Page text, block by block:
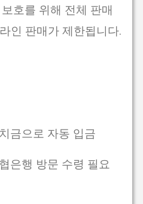
호를 위해 전체 판매
인 판매가 제한됩니다.
금으로 자동 입금
은행 방문 수령 필요